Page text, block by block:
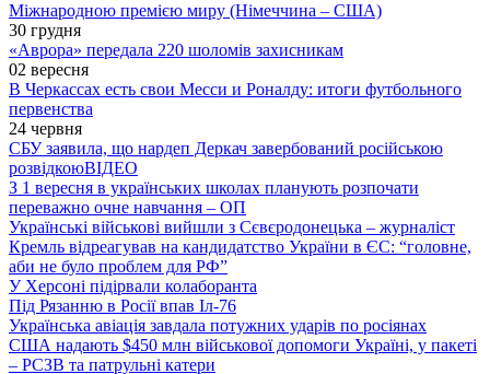
Міжнародною премією миру (Німеччина – США)
30 грудня
«Аврора» передала 220 шоломів захисникам
02 вересня
В Черкассах есть свои Месси и Роналду: итоги футбольного
первенства
24 червня
СБУ заявила, що нардеп Деркач завербований російською
розвідкоюВІДЕО
З 1 вересня в українських школах планують розпочати
переважно очне навчання – ОП
Українські військові вийшли з Сєвєродонецька – журналіст
Кремль відреагував на кандидатство України в ЄС: “головне,
аби не було проблем для РФ”
У Херсоні підірвали колаборанта
Під Рязанню в Росії впав Іл-76
Українська авіація завдала потужних ударів по росіянах
США надають $450 млн військової допомоги Україні, у пакеті
– РСЗВ та патрульні катери